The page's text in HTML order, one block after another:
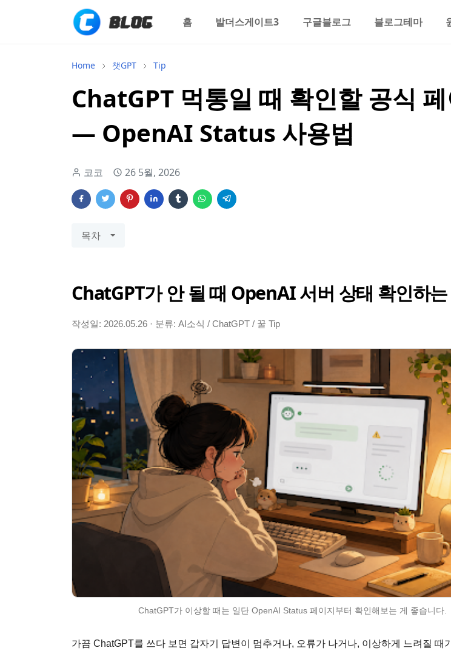
홈 발더스게이트3 구글블로그 블로그테마
Home 챗GPT Tip
ChatGPT 먹통일 때 확인할 공식
— OpenAI Status 사용법
코코 26 5월, 2026
목차
ChatGPT가 안 될 때 OpenAI 서버 상태 확인하
작성일: 2026.05.26 · 분류: AI소식 / ChatGPT / 꿀 Tip
ChatGPT가 이상할 때는 일단 OpenAI Status 페이지부터 확인해보는 게 좋습니다.
가끔 ChatGPT를 쓰다 보면 갑자기 답변이 멈추거나, 오류가 나거나, 이상하게 느려질 때